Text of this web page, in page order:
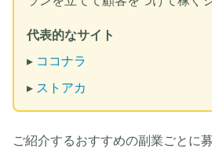
代表的なサイト
▸ ココナラ
▸ ストアカ
ご紹介するおすすめの副業ごとに